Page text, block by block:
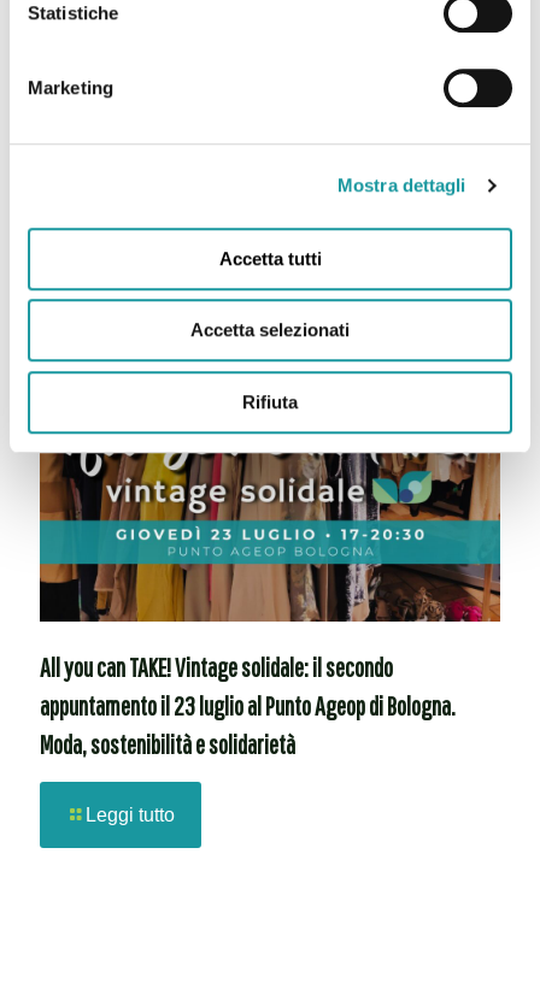
Statistiche
Marketing
Mostra dettagli
Accetta tutti
Accetta selezionati
Rifiuta
Luglio è il mese internazionale di sensibilizzazione sui
sarcomi
All you can TAKE! Vintage solidale: il secondo
appuntamento il 23 luglio al Punto Ageop di Bologna.
Moda, sostenibilità e solidarietà
Leggi tutto